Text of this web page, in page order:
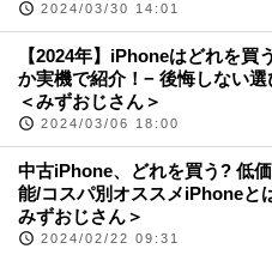
2024/03/30 14:01
【2024年】iPhoneはどれを買
か実機で紹介！− 後悔しない選
＜みずおじさん＞
2024/03/06 18:00
中古iPhone、どれを買う? 低
能/コスパ別オススメiPhoneと
みずおじさん＞
2024/02/22 09:31